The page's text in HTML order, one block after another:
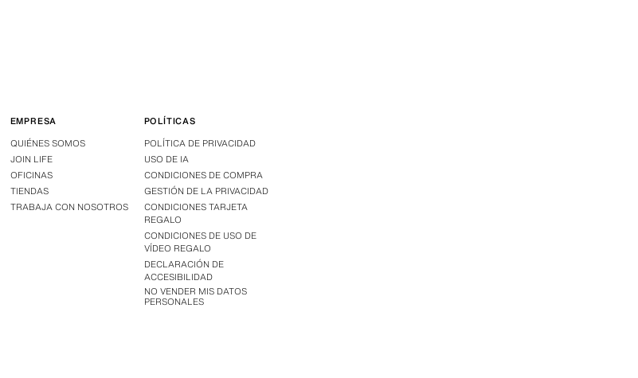
EMPRESA
QUIÉNES SOMOS
JOIN LIFE
OFICINAS
TIENDAS
TRABAJA CON NOSOTROS
POLÍTICAS
POLÍTICA DE PRIVACIDAD
USO DE IA
CONDICIONES DE COMPRA
GESTIÓN DE LA PRIVACIDAD
CONDICIONES TARJETA
REGALO
CONDICIONES DE USO DE
VÍDEO REGALO
DECLARACIÓN DE
ACCESIBILIDAD
NO VENDER MIS DATOS
PERSONALES